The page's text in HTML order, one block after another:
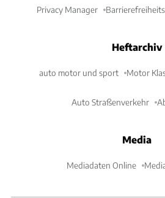
Privacy Manager
Heftarchiv
auto motor und sport Motor
Auto Straßenverkehr
Media
Mediadaten Online